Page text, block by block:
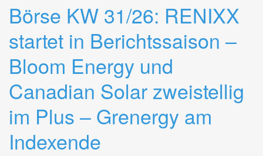
Börse KW 31/26: RENIXX
startet in Berichtssaison –
Bloom Energy und
Canadian Solar zweistellig
im Plus – Grenergy am
Indexende